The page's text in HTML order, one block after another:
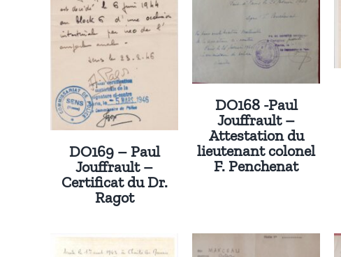
DO169 – Paul
Jouffrault –
Certificat du Dr.
Ragot
DO168 -Paul
Jouffrault –
Attestation du
lieutenant colonel
F. Penchenat